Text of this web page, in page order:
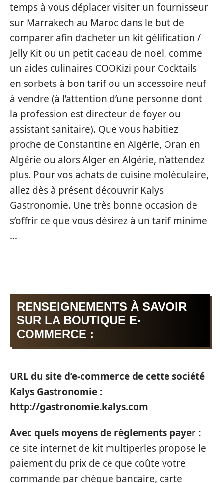
temps à vous déplacer visiter un fournisseur
sur Marrakech au Maroc dans le but de
comparer afin d’acheter un kit gélification /
Jelly Kit ou un petit cadeau de noël, comme
un aides culinaires COOKizi pour Cocktails
en sorbets à bon tarif ou un accessoire neuf
à vendre (à l’attention d’une personne dont
la profession est directeur de foyer ou
assistant sanitaire). Que vous habitiez
proche de Constantine en Algérie, Oran en
Algérie ou alors Alger en Algérie, n’attendez
plus. Pour vos achats de cuisine moléculaire,
allez dès à présent découvrir Kalys
Gastronomie. Une très bonne occasion de
s’offrir ce que vous désirez à un tarif minime
…
RENSEIGNEMENTS À SAVOIR
SUR LA BOUTIQUE E-
COMMERCE :
URL du site d’e-commerce de cette société
Kalys Gastronomie :
http://gastronomie.kalys.com
Avec quels moyens de règlements payer :
ce site internet de kit multiperles propose le
paiement du prix de ce que coûte votre
commande par chèque bancaire, carte